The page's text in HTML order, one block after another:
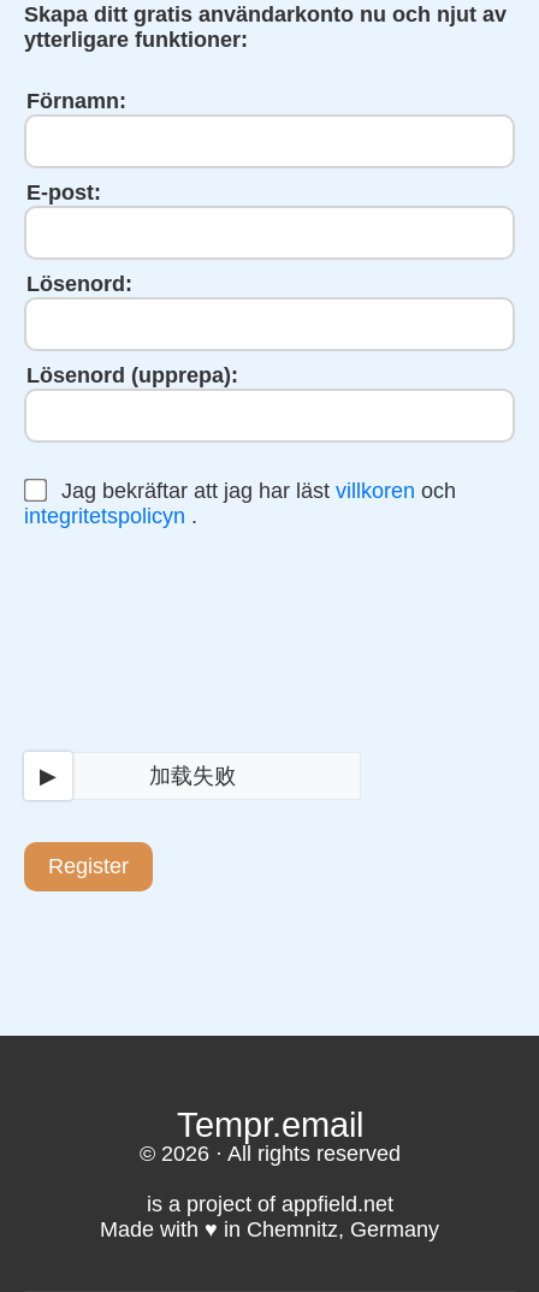
Skapa ditt gratis användarkonto nu och njut av
ytterligare funktioner:
Förnamn:
E-post:
Lösenord:
Lösenord (upprepa):
Jag bekräftar att jag har läst villkoren och
integritetspolicyn .
▶ 加载失败
Register
Tempr.email
© 2026 · All rights reserved
is a project of appfield.net
Made with ♥️ in Chemnitz, Germany